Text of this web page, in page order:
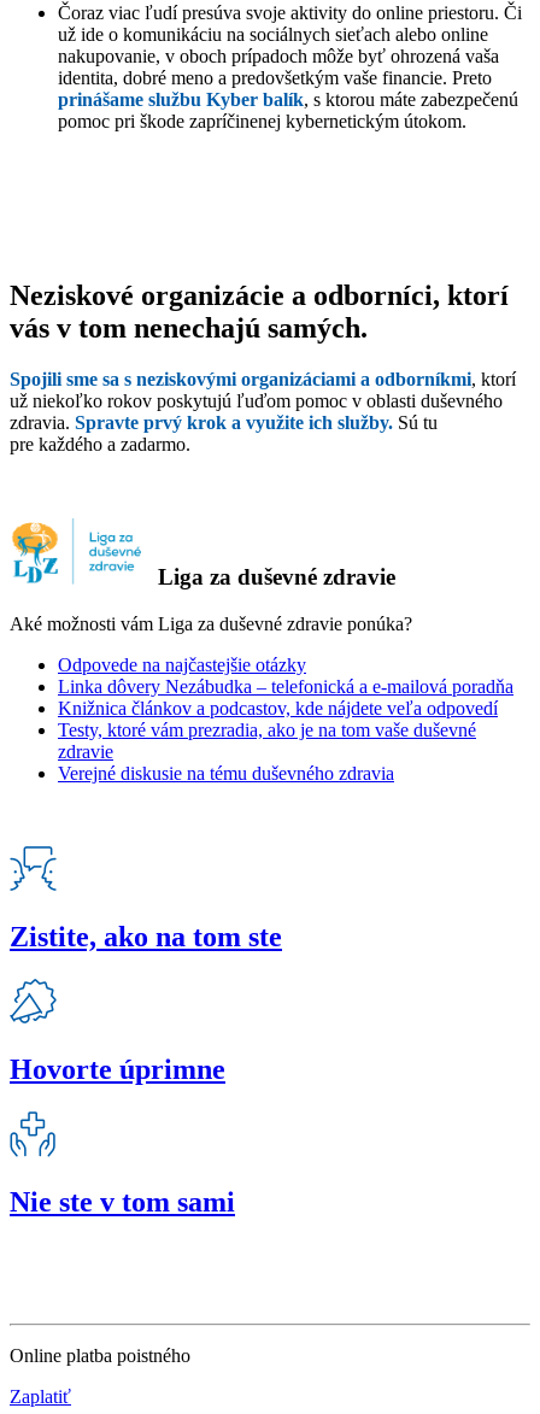
Čoraz viac ľudí presúva svoje aktivity do online priestoru. Či
už ide o komunikáciu na sociálnych sieťach alebo online
nakupovanie, v oboch prípadoch môže byť ohrozená vaša
identita, dobré meno a predovšetkým vaše financie. Preto
prinášame službu Kyber balík, s ktorou máte zabezpečenú
pomoc pri škode zapríčinenej kybernetickým útokom.
Neziskové organizácie a odborníci, ktorí
vás v tom nenechajú samých.
Spojili sme sa s neziskovými organizáciami a odborníkmi, ktorí
už niekoľko rokov poskytujú ľuďom pomoc v oblasti duševného
zdravia. Spravte prvý krok a využite ich služby. Sú tu
pre každého a zadarmo.
Liga za duševné zdravie
Aké možnosti vám Liga za duševné zdravie ponúka?
Odpovede na najčastejšie otázky
Linka dôvery Nezábudka – telefonická a e-mailová poradňa
Knižnica článkov a podcastov, kde nájdete veľa odpovedí
Testy, ktoré vám prezradia, ako je na tom vaše duševné
zdravie
Verejné diskusie na tému duševného zdravia
Zistite, ako na tom ste
Hovorte úprimne
Nie ste v tom sami
Online platba poistného
Zaplatiť